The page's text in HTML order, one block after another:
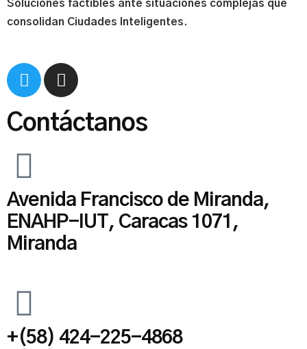
Soluciones factibles ante situaciones complejas que
consolidan Ciudades Inteligentes.
Contáctanos
Avenida Francisco de Miranda,
ENAHP-IUT, Caracas 1071,
Miranda
+(58) 424-225-4868